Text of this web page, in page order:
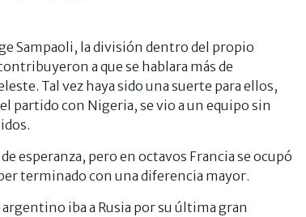
Sampaoli, la división dentro del propio
a que se hablara más de
Tal vez haya sido una suerte para ellos,
partido con Nigeria, se vio a un equipo sin
esperanza, pero en octavos Francia se ocupó
terminado con una diferencia mayor.
iba a Rusia por su última gran